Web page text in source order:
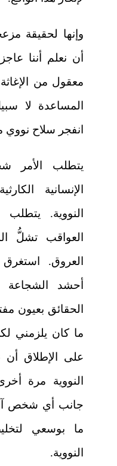
وإنها لحقيقة
أن نعلم أننا
معقول من
المساعدة لا
انفجر سلاح
يتطلب الأمر
الإنسانية
النووية.
العواقب تشلُّ
العروق.
أحشد الشجاعة
الحقائق بعيون
ما كان يلزمني
على الإطلاق أن
النووية مرة
جانب أي شخص
ما بوسعي
النووية.